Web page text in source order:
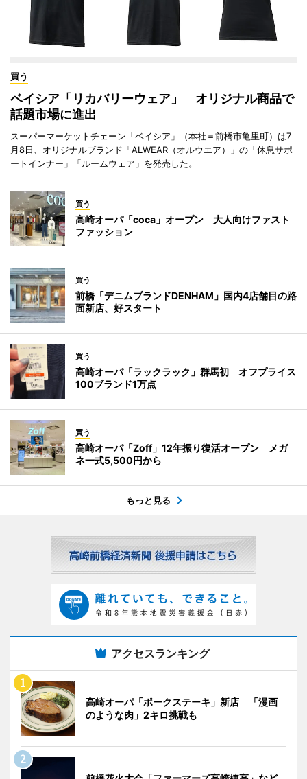
買う
ベイシア「リカバリーウェア」 オリジナル商品で
話題市場に進出
スーパーマーケットチェーン「ベイシア」（本社＝前橋市亀里町）は7
月8日、オリジナルブランド「ALWEAR（オルウエア）」の「休息サポ
ートインナー」「ルームウェア」を発売した。
買う
高崎オーパ「coca」オープン 大人向けファスト
ファッション
買う
前橋「デニムブランドDENHAM」国内4店舗目の路
面新店、好スタート
買う
高崎オーパ「ラックラック」群馬初 オフプライス
100ブランド1万点
買う
高崎オーパ「Zoff」12年振り復活オープン メガ
ネ一式5,500円から
もっと見る
アクセスランキング
高崎オーパ「ポークステーキ」新店 「漫画
のような肉」2キロ挑戦も